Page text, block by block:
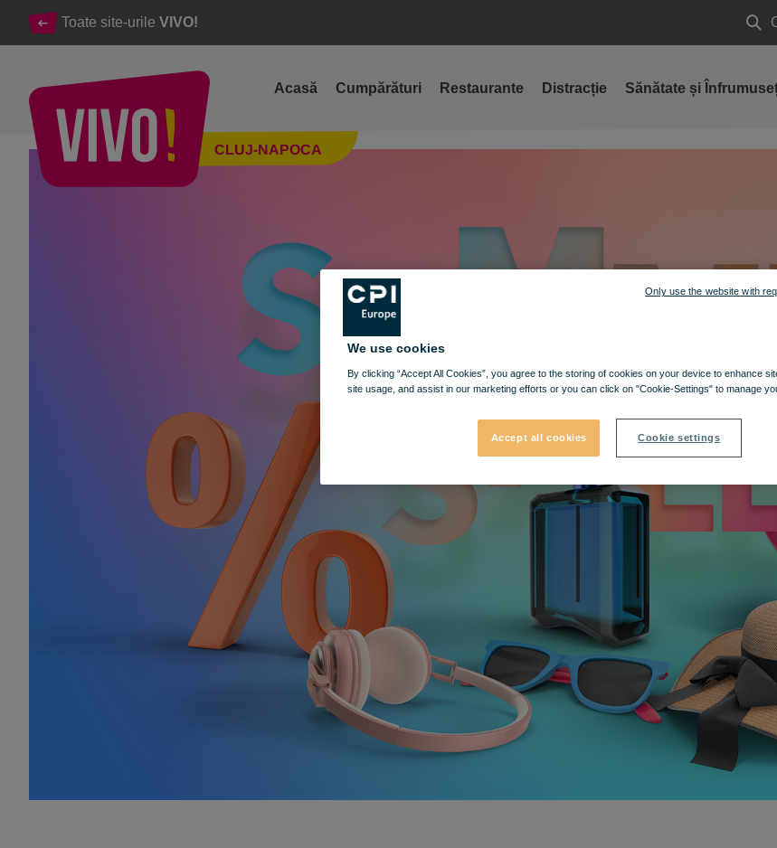
Toate site-urile VIVO!
CLUJ-NAPOCA
Acasă Cumpărături Restaurante Distracție Sănătate și
🔔 Vara reducerilor a început la VIVO! 🔔​
We use cookies
By clicking “Accept All Cookies”, you agree to the storing of cookies on your device to enhance
site usage, and assist in our marketing efforts or you can click on "Cookie-Settings" to manage
Accept all cookies Cookie settings
Only use the website with